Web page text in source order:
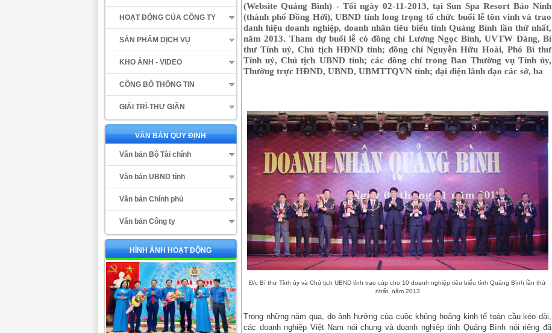
HOẠT ĐỘNG CỦA CÔNG TY
SẢN PHẨM DỊCH VỤ
KHO ẢNH - VIDEO
CÔNG BỐ THÔNG TIN
GIẢI TRÍ-THƯ GIÃN
VĂN BẢN QUY ĐỊNH
Văn bản Bộ Tài chính
Văn bản UBND tỉnh
Văn bản Chính phủ
Văn bản Công ty
HÌNH ẢNH HOẠT ĐỘNG
(Website Quảng Bình) - Tối ngày 02-11-2013, tại Sun Spa Resort Bảo Ninh
(thành phố Đồng Hới), UBND tỉnh long trọng tổ chức buổi lễ tôn vinh và trao
danh hiệu doanh nghiệp, doanh nhân tiêu biểu tỉnh Quảng Bình lần thứ nhất,
năm 2013. Tham dự buổi lễ có đồng chí Lương Ngọc Bính, UVTW Đảng, Bí
thư Tỉnh uỷ, Chủ tịch HĐND tỉnh; đồng chí Nguyễn Hữu Hoài, Phó Bí thư
Tỉnh uỷ, Chủ tịch UBND tỉnh; các đồng chí trong Ban Thường vụ Tỉnh ủy,
Thường trực HĐND, UBND, UBMTTQVN tỉnh; đại diện lãnh đạo các sở, ba
Đ/c Bí thư Tỉnh ủy và Chủ tịch UBND tỉnh trao cúp cho 10 doanh nghiệp tiêu biểu tỉnh Quảng Bình lần thứ
nhất, năm 2013
Trong những năm qua, do ảnh hưởng của cuộc khủng hoảng kinh tế toàn cầu kéo dài,
các doanh nghiệp Việt Nam nói chung và doanh nghiệp tỉnh Quảng Bình nói riêng đã